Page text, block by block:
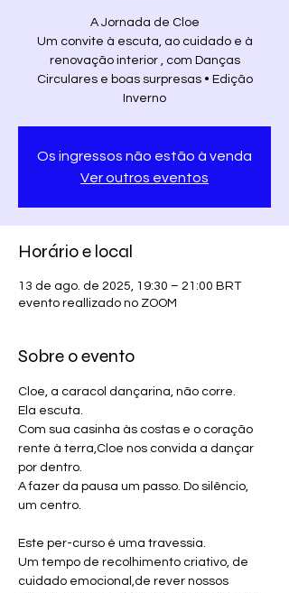
A Jornada de Cloe
Um convite à escuta, ao cuidado e à
renovação interior , com Danças
Circulares e boas surpresas • Edição
Inverno
Os ingressos não estão à venda
Ver outros eventos
Horário e local
13 de ago. de 2025, 19:30 – 21:00 BRT
evento reallizado no ZOOM
Sobre o evento
Cloe, a caracol dançarina, não corre.
Ela escuta.
Com sua casinha às costas e o coração
rente à terra,Cloe nos convida a dançar
por dentro.
A fazer da pausa um passo. Do silêncio,
um centro.
Este per-curso é uma travessia.
Um tempo de recolhimento criativo, de
cuidado emocional,de rever nossos